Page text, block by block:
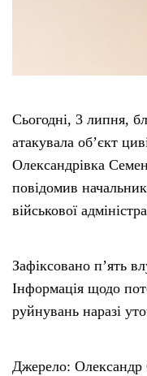
Сьогодні, 3 липня,
атакувала об’єкт
Олександрівка
повідомив
військової
Зафіксовано п’ять
Інформація щодо
руйнувань наразі
Джерело: Олександр